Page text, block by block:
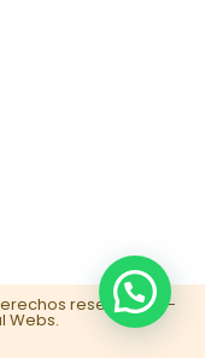
reservados –
Webs.